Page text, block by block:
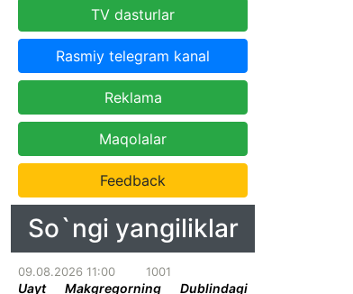
TV dasturlar
Rasmiy telegram kanal
Reklama
Maqolalar
Feedback
So`ngi yangiliklar
09.08.2026 11:00 1001
Uayt Makgregorning Dublindagi